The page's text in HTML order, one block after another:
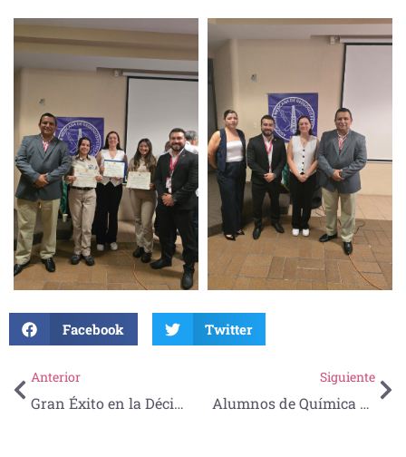
Facebook Twitter
Anterior
Gran Éxito en la Décima Edición de la Carrera Don Rodolfo Sandoval Álvarez, un homenaje deportivo lleno de orgullo en el 55° Aniversario de la Universidad del Noreste
Siguiente
Alumnos de Química Clínica fortalecen su aprendizaje con proyectos de investigación aplicada